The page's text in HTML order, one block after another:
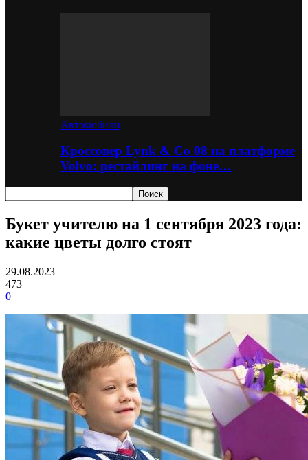
Автомобили
Кроссовер Lynk & Co 08 на платформе
Volvo: рестайлинг на фоне…
Букет учителю на 1 сентября 2023 года:
какие цветы долго стоят
29.08.2023
473
0